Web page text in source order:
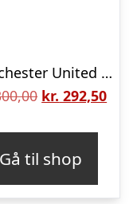
Manchester United away jersey – WHKT 99-M
Den
var:
kr. 300,00.
kr. 292,50Den
kr.
Gå til shop